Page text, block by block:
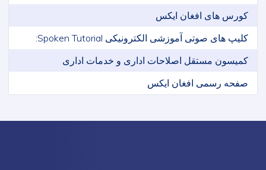
کورس های افغان ایکس
کلیپ های صوتی آموزشی الکترونیکی Spoken Tutorial:
کمیسون مستقل اصلاحات اداری و خدمات اداری
صفحه رسمی افغان ایکس